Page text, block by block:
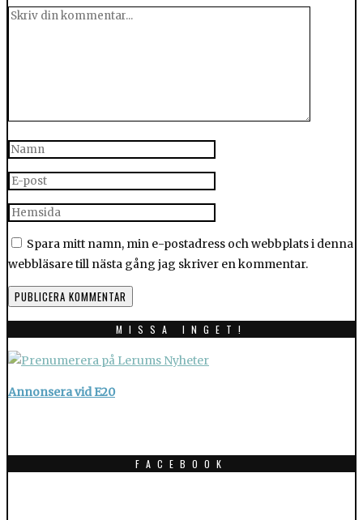
Spara mitt namn, min e-postadress och webbplats i denna
webbläsare till nästa gång jag skriver en kommentar.
MISSA INGET!
Annonsera vid E20
FACEBOOK